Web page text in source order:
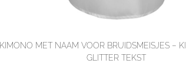
KIMONO MET NAAM VOOR BRUIDSMEISJES –
GLITTER TEKST